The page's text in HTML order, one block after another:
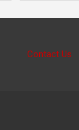
Contact Us